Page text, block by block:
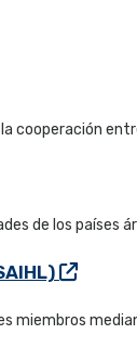
cooperación
de los países
miembros